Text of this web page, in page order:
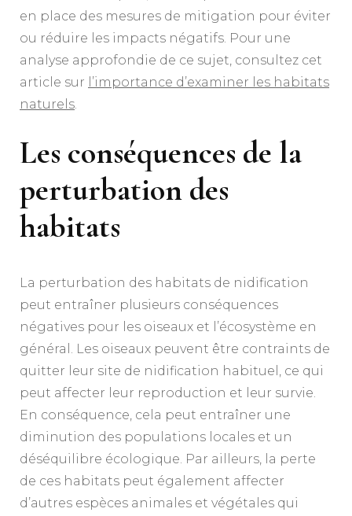
en place des mesures de mitigation pour éviter
ou réduire les impacts négatifs. Pour une
analyse approfondie de ce sujet, consultez cet
article sur l’importance d’examiner les habitats
naturels.
Les conséquences de la
perturbation des
habitats
La perturbation des habitats de nidification
peut entraîner plusieurs conséquences
négatives pour les oiseaux et l’écosystème en
général. Les oiseaux peuvent être contraints de
quitter leur site de nidification habituel, ce qui
peut affecter leur reproduction et leur survie.
En conséquence, cela peut entraîner une
diminution des populations locales et un
déséquilibre écologique. Par ailleurs, la perte
de ces habitats peut également affecter
d’autres espèces animales et végétales qui